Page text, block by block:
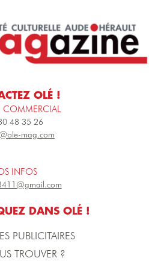
OLÉ !
COMMERCIAL
48 35 26
mag.com
INFOS
DANS OLÉ !
PUBLICITAIRES
TROUVER ?